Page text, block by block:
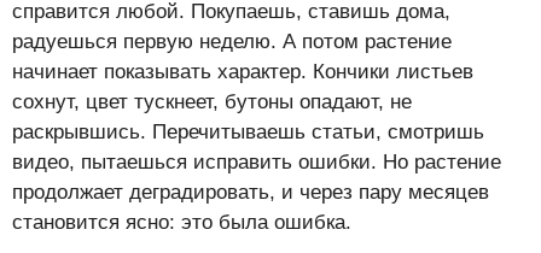
справится любой. Покупаешь, ставишь дома,
радуешься первую неделю. А потом растение
начинает показывать характер. Кончики листьев
сохнут, цвет тускнеет, бутоны опадают, не
раскрывшись. Перечитываешь статьи, смотришь
видео, пытаешься исправить ошибки. Но растение
продолжает деградировать, и через пару месяцев
становится ясно: это была ошибка.